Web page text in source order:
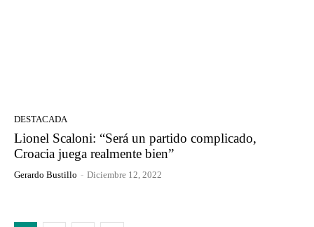
DESTACADA
Lionel Scaloni: “Será un partido complicado,
Croacia juega realmente bien”
Gerardo Bustillo - Diciembre 12, 2022